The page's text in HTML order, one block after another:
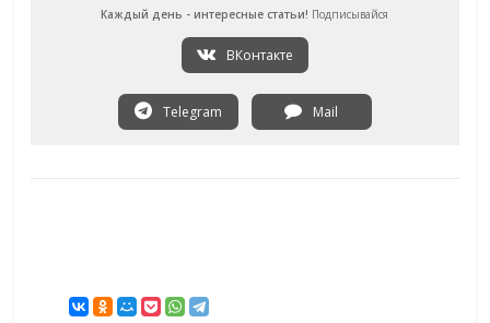
Каждый день - интересные статьи! Подписывайся
ВКонтакте
Telegram Mail